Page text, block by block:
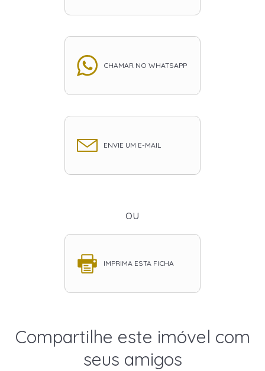
CHAMAR NO WHATSAPP
ENVIE UM E-MAIL
ou
IMPRIMA ESTA FICHA
Compartilhe este imóvel com
seus amigos